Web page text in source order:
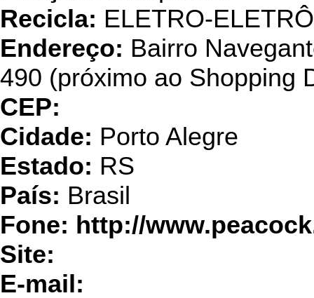
Recicla: ELETRO-
Endereço: Bairro
490 (próximo ao Shopping
CEP:
Cidade: Porto Alegre
Estado: RS
País: Brasil
Fone: http://
Site:
E-mail: